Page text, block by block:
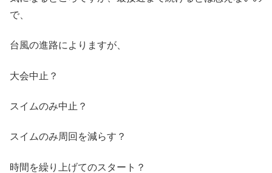
で、
台風の進路によりますが、
大会中止？
スイムのみ中止？
スイムのみ周回を減らす？
時間を繰り上げてのスタート？